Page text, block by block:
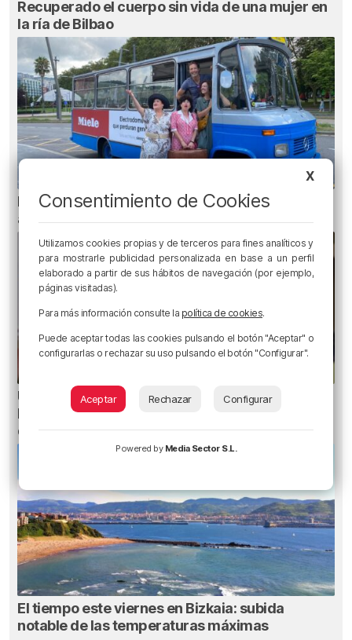
Recuperado el cuerpo sin vida de una mujer en
la ría de Bilbao
Planes para esta semana en Bilbao, Bizkaia y
alrededores: del 4 al 10 de agosto
Un total de 124 centros de Infantil y Primaria de
Euskadi realizarán mejoras con una inversión
de 19,3 millones
El tiempo este viernes en Bizkaia: subida
notable de las temperaturas máximas
X
Consentimiento de Cookies
Utilizamos cookies propias y de terceros para fines analíticos y
para mostrarle publicidad personalizada en base a un perfil
elaborado a partir de sus hábitos de navegación (por ejemplo,
páginas visitadas).
Para más información consulte la política de cookies.
Puede aceptar todas las cookies pulsando el botón "Aceptar" o
configurarlas o rechazar su uso pulsando el botón "Configurar".
Aceptar Rechazar Configurar
Powered by Media Sector S.L.